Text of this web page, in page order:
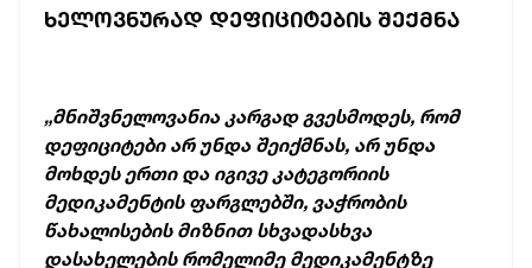
ᲮᲔᲚᲝᲕᲜᲣᲠᲐᲓ ᲓᲔᲤᲘᲪᲘᲢᲔᲑᲘᲡ ᲨᲔᲥᲛᲜᲐ
„მნიშვნელოვანია კარგად გვესმოდეს, რომ
დეფიციტები არ უნდა შეიქმნას, არ უნდა
მოხდეს ერთი და იგივე კატეგორიის
მედიკამენტის ფარგლებში, ვაჭრობის
წახალისების მიზნით სხვადასხვა
დასახელების რომელიმე მედიკამენტზე